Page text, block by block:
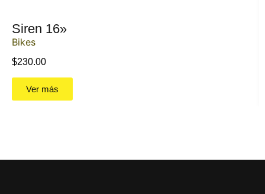
Siren 16»
Bikes
$230.00
Ver más